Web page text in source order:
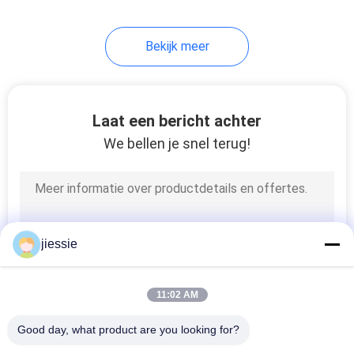
Het Voor het
Canvas van Inkjet
Flex banner van pvc
Bekijk meer
Laat een bericht achter
We bellen je snel terug!
jiessie
11:02 AM
Good day, what product are you looking for?